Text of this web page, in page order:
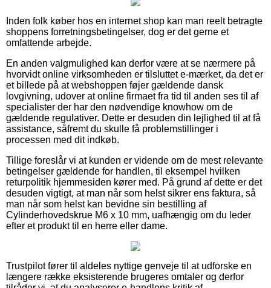
Inden folk køber hos en internet shop kan man reelt betragte
shoppens forretningsbetingelser, dog er det gerne et
omfattende arbejde.
En anden valgmulighed kan derfor være at se nærmere på
hvorvidt online virksomheden er tilsluttet e-mærket, da det er
et billede på at webshoppen føjer gældende dansk
lovgivning, udover at online firmaet fra tid til anden ses til af
specialister der har den nødvendige knowhow om de
gældende regulativer. Dette er desuden din lejlighed til at få
assistance, såfremt du skulle få problemstillinger i
processen med dit indkøb.
Tillige foreslår vi at kunden er vidende om de mest relevante
betingelser gældende for handlen, til eksempel hvilken
returpolitik hjemmesiden kører med. På grund af dette er det
desuden vigtigt, at man når som helst sikrer ens faktura, så
man når som helst kan bevidne sin bestilling af
Cylinderhovedskrue M6 x 10 mm, uafhængig om du leder
efter et produkt til en herre eller dame.
Trustpilot fører til aldeles nyttige genveje til at udforske en
længere række eksisterende brugeres omtaler og derfor